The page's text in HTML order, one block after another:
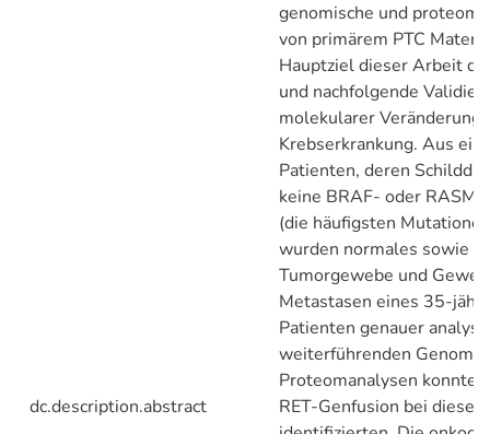
dc.description.abstract
genomische und
von primärem PTC
Hauptziel dieser Arbeit
und nachfolgende
molekularer
Krebserkrankung. Aus
Patienten, deren
keine BRAF- oder
(die häufigsten
wurden normales sowie
Tumorgewebe und
Metastasen eines 35-
Patienten genauer
weiterführenden Genom-
Proteomanalysen
RET-Genfusion bei